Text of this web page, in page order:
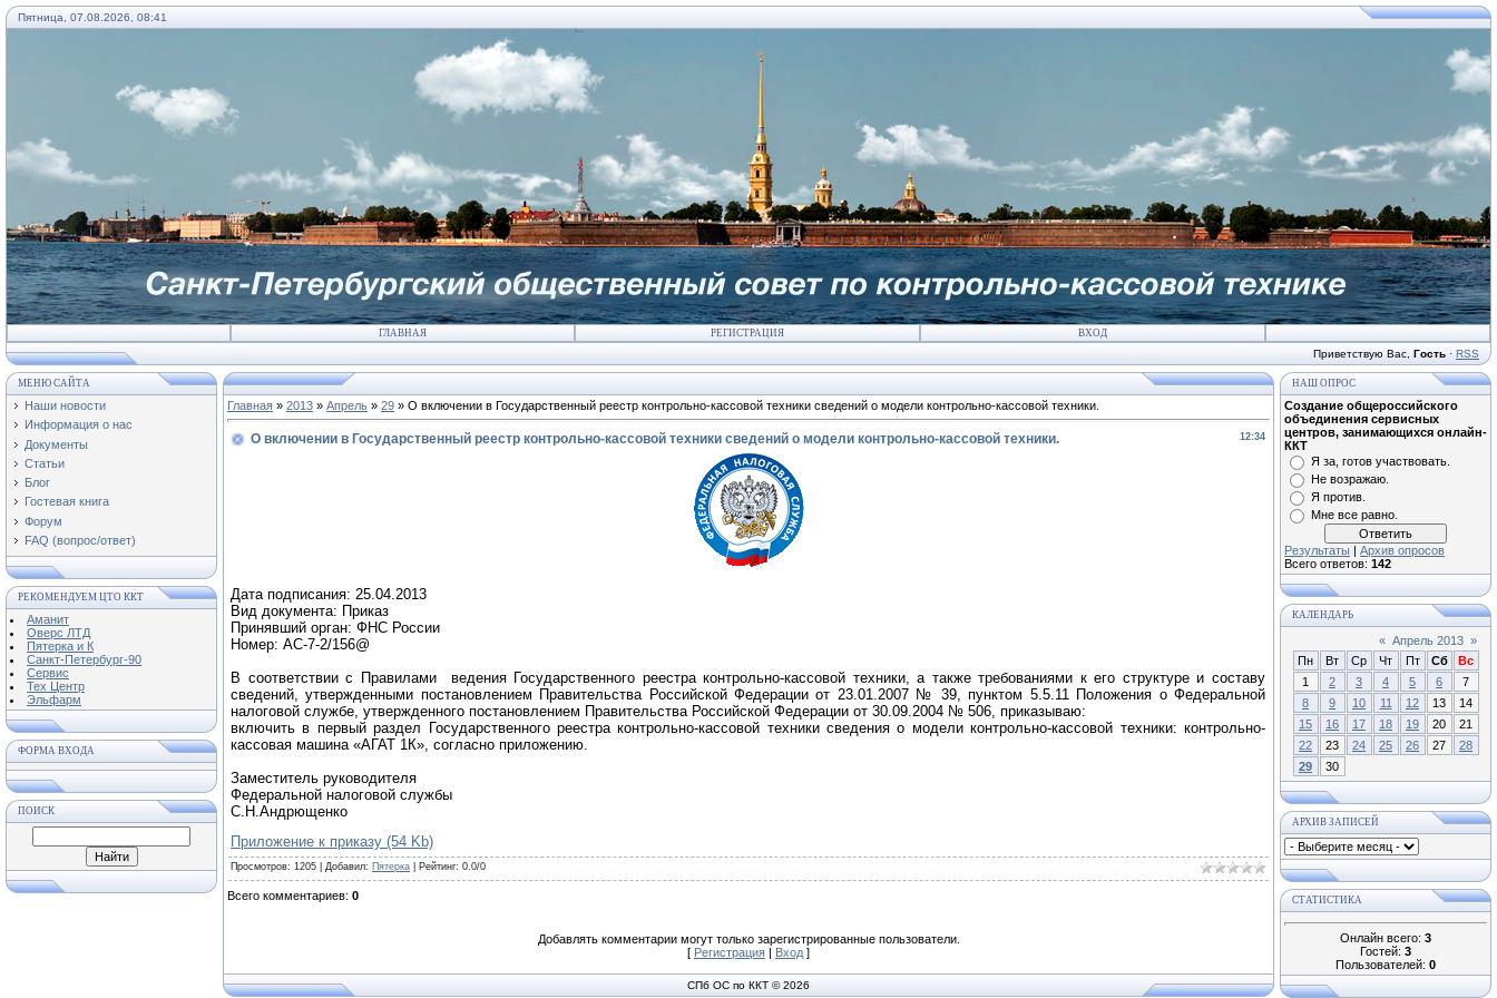
Пятница, 07.08.2026, 08:41
ГЛАВНАЯ РЕГИСТРАЦИЯ ВХОД
Приветствую Вас Гость · RSS
МЕНЮ САЙТА
Наши новости
Информация о нас
Документы
Статьи
Блог
Гостевая книга
Форум
FAQ (вопрос/ответ)
РЕКОМЕНДУЕМ ЦТО ККТ
Аманит
Оверс ЛТД
Пятерка и К
Санкт-Петербург-90
Сервис
Тех Центр
Эльфарм
ФОРМА ВХОДА
ПОИСК
Главная » 2013 » Апрель » 29 » О включении в Государственный реестр контрольно-кассовой техники сведений о модели контрольно-кассовой техники.
12:34
О включении в Государственный реестр контрольно-кассовой техники сведений о модели контрольно-кассовой техники.
Дата подписания: 25.04.2013
Вид документа: Приказ
Принявший орган: ФНС России
Номер: АС-7-2/156@
В соответствии с Правилами ведения Государственного реестра контрольно-кассовой техники, а также требованиями к его структуре и составу
сведений, утвержденными постановлением Правительства Российской Федерации от 23.01.2007 № 39, пунктом 5.5.11 Положения о Федеральной
налоговой службе, утвержденного постановлением Правительства Российской Федерации от 30.09.2004 № 506, приказываю:
включить в первый раздел Государственного реестра контрольно-кассовой техники сведения о модели контрольно-кассовой техники: контрольно-
кассовая машина «АГАТ 1К», согласно приложению.
Заместитель руководителя
Федеральной налоговой службы
С.Н.Андрющенко
Приложение к приказу (54 Kb)
Просмотров: 1205 | Добавил: Пятерка Рейтинг: 0.0/0
Всего комментариев: 0
Добавлять комментарии могут только зарегистрированные пользователи.
[ Регистрация | Вход ]
СПб ОС по ККТ © 2026
НАШ ОПРОС
Создание общероссийского
объединения сервисных
центров, занимающихся онлайн-
ККТ
Я за, готов участвовать.
Не возражаю.
Я против.
Мне все равно.
Результаты | Архив опросов
Всего ответов: 142
КАЛЕНДАРЬ
« Апрель 2013 »
Пн
Вт Ср Чт Пт Сб
Вс
1
2 3 4 5 6
7
8
9 10 11 12 13
14
15
16 17 18 19 20
21
22
23 24 25 26 27
28
29
30
АРХИВ ЗАПИСЕЙ
СТАТИСТИКА
Онлайн всего: 3
Гостей: 3
Пользователей: 0